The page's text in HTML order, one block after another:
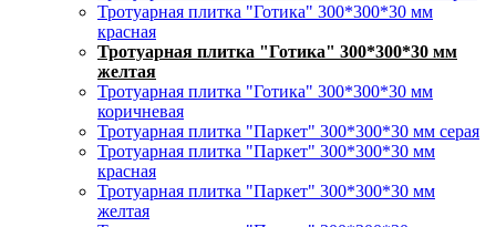
Тротуарная плитка "Готика" 300*300*30 мм
красная
Тротуарная плитка "Готика" 300*300*30 мм
желтая
Тротуарная плитка "Готика" 300*300*30 мм
коричневая
Тротуарная плитка "Паркет" 300*300*30 мм серая
Тротуарная плитка "Паркет" 300*300*30 мм
красная
Тротуарная плитка "Паркет" 300*300*30 мм
желтая